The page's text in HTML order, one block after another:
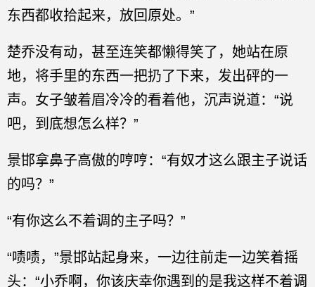
东西都收拾起来，放回原处。”
楚乔没有动，甚至连笑都懒得笑了，她站在原
地，将手里的东西一把扔了下来，发出砰的一
声。女子皱着眉冷冷的看着他，沉声说道：“说
吧，到底想怎么样？”
景邯拿鼻子高傲的哼哼：“有奴才这么跟主子说话
的吗？”
“有你这么不着调的主子吗？”
“啧啧，”景邯站起身来，一边往前走一边笑着摇
头：“小乔啊，你该庆幸你遇到的是我这样不着调